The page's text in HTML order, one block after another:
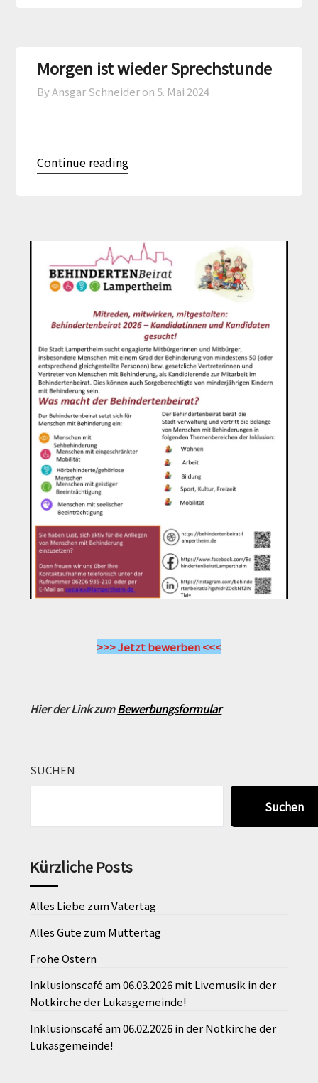
Morgen ist wieder Sprechstunde
By Ansgar Schneider on 5. Mai 2024
Continue reading
>>> Jetzt bewerben <<<
Hier der Link zumBewerbungsformular
SUCHEN
Suchen
Kürzliche Posts
Alles Liebe zum Vatertag
Alles Gute zum Muttertag
Frohe Ostern
Inklusionscafé am 06.03.2026 mit Livemusik in der
Notkirche der Lukasgemeinde!
Inklusionscafé am 06.02.2026 in der Notkirche der
Lukasgemeinde!